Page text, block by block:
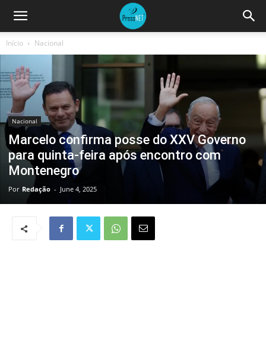
Início Nacional
Nacional
Marcelo confirma posse do XXV Governo
para quinta-feira após encontro com
Montenegro
Por Redação - June 4, 2025